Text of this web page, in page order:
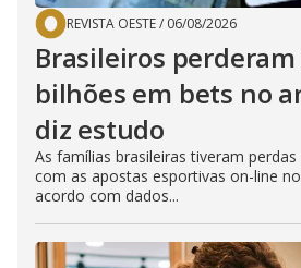
REVISTA OESTE/ 06/08/2026
Brasileiros perderam
bilhões em bets no
diz estudo
As famílias brasileiras tiveram
com as apostas esportivas on-line
acordo com dados...